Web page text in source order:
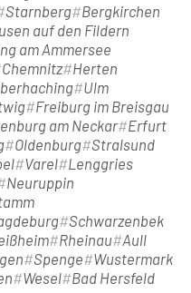
Starnberg Bergkirchen
auf den Fildern
am Ammersee
Chemnitz Herten
Ulm
Freiburg im Breisgau
am Neckar
Erfurt
Oldenburg Stralsund
Varel Lenggries
Neuruppin
Schwarzenbek
Rheinau Aull
Spenge
Wustermark
Wesel Bad Hersfeld